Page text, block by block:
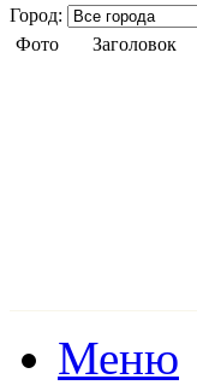
Город:
Фото
Заголовок
Меню